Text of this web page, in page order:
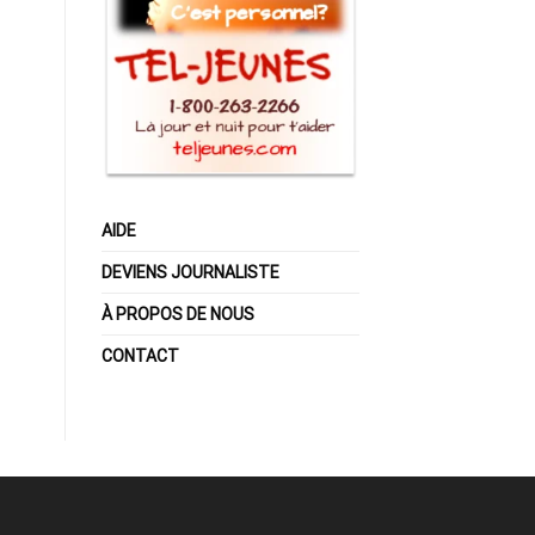
AIDE
DEVIENS JOURNALISTE
À PROPOS DE NOUS
CONTACT